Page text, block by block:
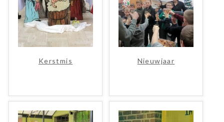
Kerstmis Nieuwjaar